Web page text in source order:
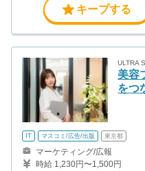
キープする
ULTRA
美容
をつ
IT マスコミ/広告/出版 東京都
マーケティング/広報
時給 1,230円〜1,500円